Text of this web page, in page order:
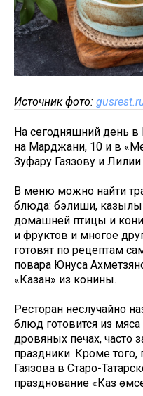
Источник фото:
На сегодняшний день в
на Марджани, 10 и в
Зуфару Гаязову и
В меню можно найти
блюда: бэлиши,
домашней птицы и
и фруктов и многое
готовят по рецептам
повара Юнуса
«Казан» из конины.
Ресторан неслучайно
блюд готовится из
дровяных печах, часто
праздники. Кроме
Гаязова в Старо-
празднование «Каз